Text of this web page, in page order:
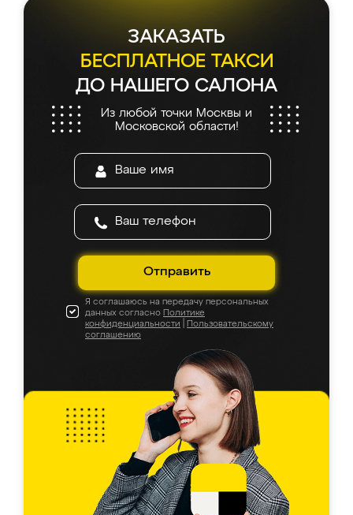
ЗАКАЗАТЬ
БЕСПЛАТНОЕ ТАКСИ
ДО НАШЕГО САЛОНА
Из любой точки Москвы и
Московской области!
Отправить
Я соглашаюсь на передачу персональных
данных согласно Политике
конфиденциальности
Пользовательскому
соглашению